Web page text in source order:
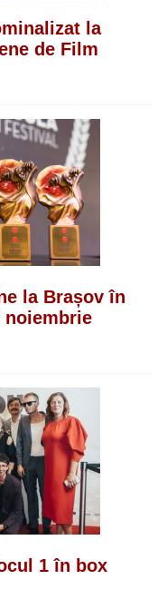
la
de Film
la Brașov în
noiembrie
1 în box